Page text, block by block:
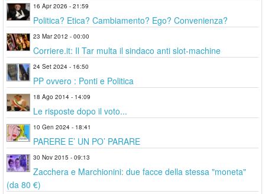
16 Apr 2026 - 21:59
Politica? Etica? Cambiamento? Ego? Convenienza?
23 Mar 2012 - 00:00
Corriere.it: Il Tar multa il sindaco anti slot-machine
24 Set 2024 - 16:50
PP ovvero : Ponti e Politica
18 Ago 2014 - 14:09
Le risposte dopo il voto...
10 Gen 2024 - 18:41
PARERE E’ UN PO’ PARARE
30 Nov 2015 - 09:13
Zacchera e Marchionini: due facce della stessa "moneta"
(da 80 €)